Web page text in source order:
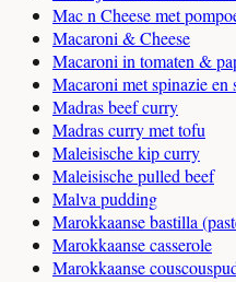
Mac n Cheese met
Macaroni & Cheese
Macaroni in tomaten &
Macaroni met spinazie en
Madras beef curry
Madras curry met tofu
Maleisische kip curry
Maleisische pulled beef
Malva pudding
Marokkaanse bastilla
Marokkaanse casserole
Marokkaanse